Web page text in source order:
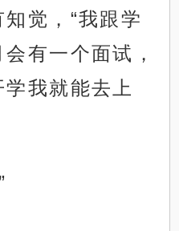
觉，“我跟学
有一个面试，
我就能去上